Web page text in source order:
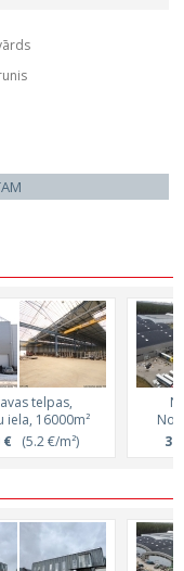
telpas,
iela, 16000m²
€(5.2 €/m²)
32